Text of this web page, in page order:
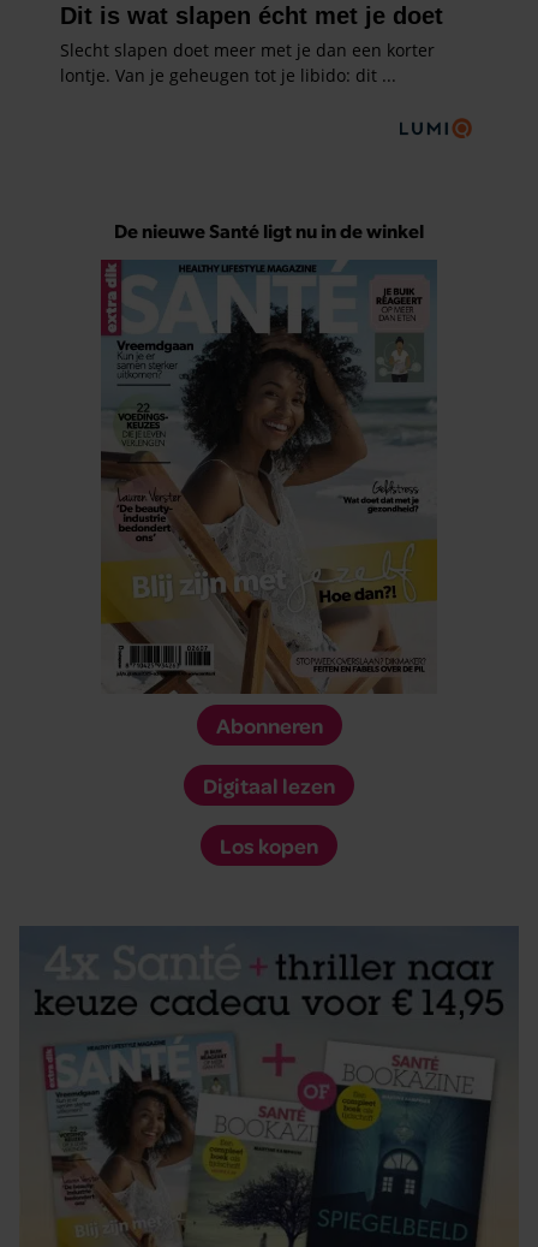
De nieuwe Santé ligt nu in de winkel
Abonneren
Digitaal lezen
Los kopen